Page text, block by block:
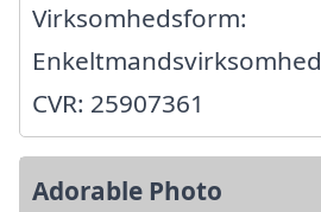
Virksomhedsform:
Enkeltmandsvirksomhed
CVR: 25907361
Adorable Photo